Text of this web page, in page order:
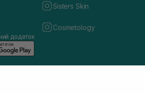
Sisters Skin
Cosmetology
додаток